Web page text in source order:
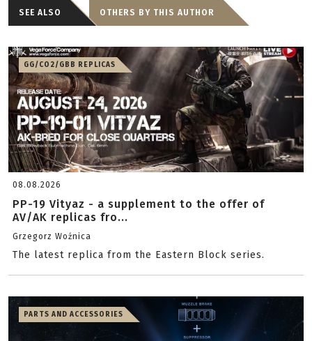
SEE ALSO OTHERS BY THIS AUTHOR
GG/CO2/GBB REPLICAS
08.08.2026
PP-19 Vityaz - a supplement to the offer of
AV/AK replicas fro...
Grzegorz Woźnica
The latest replica from the Eastern Block series.
PARTS AND ACCESSORIES